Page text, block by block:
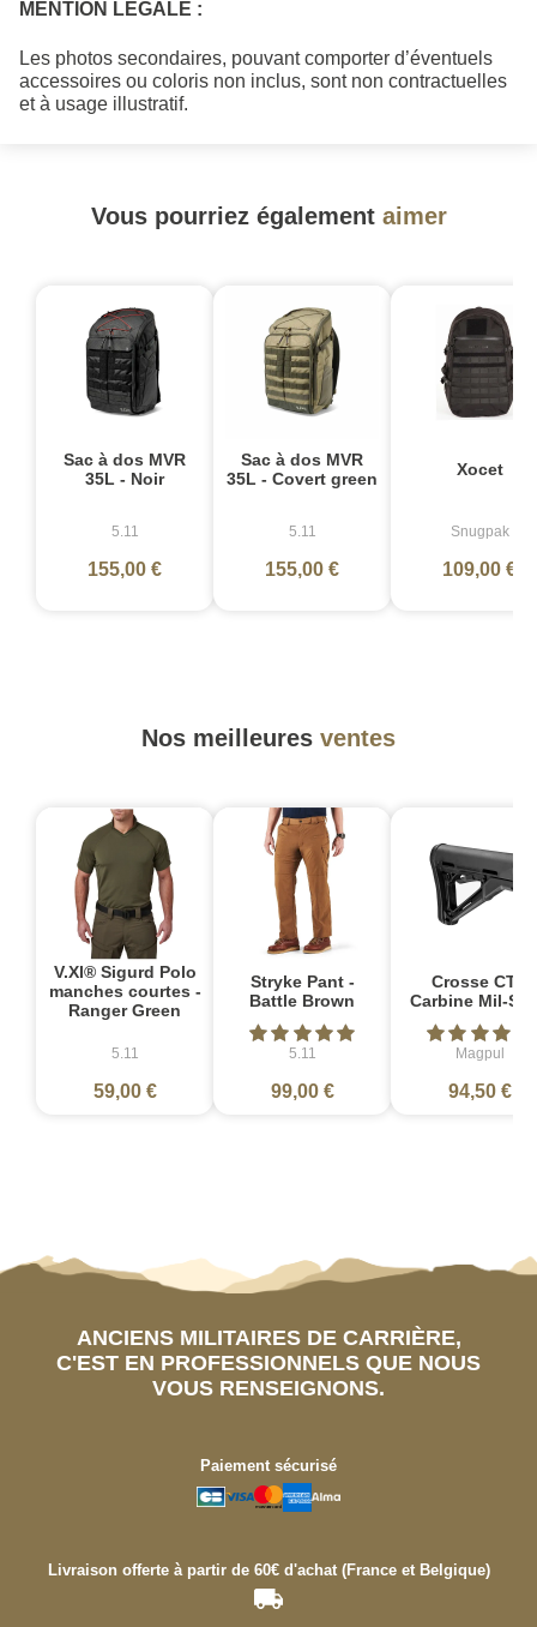
MENTION LÉGALE :
Les photos secondaires, pouvant comporter d’éventuels
accessoires ou coloris non inclus, sont non contractuelles
et à usage illustratif.
Vous pourriez également aimer
Sac à dos MVR
35L - Noir
5.11
155,00 €
Sac à dos MVR
35L - Covert green
5.11
155,00 €
Xocet
Snugpak
109,00 €
Nos meilleures ventes
V.XI® Sigurd Polo
manches courtes -
Ranger Green
5.11
59,00 €
Stryke Pant -
Battle Brown
5.11
99,00 €
Crosse CTR
Carbine Mil-
Magpul
94,50 €
ANCIENS MILITAIRES DE CARRIÈRE,
C'EST EN PROFESSIONNELS QUE NOUS
VOUS RENSEIGNONS.
Paiement sécurisé
Livraison offerte à partir de 60€ d'achat (France et Belgique)